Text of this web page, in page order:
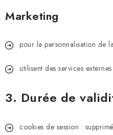
Marketing
pour la personnalisation de
utilisent des services
3. Durée de
cookies de session :